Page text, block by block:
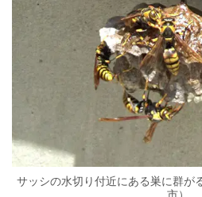
サッシの水切り付近にある巣に群が
市）